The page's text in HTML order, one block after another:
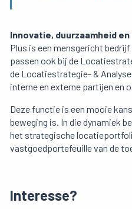
Innovatie, duurzaamheid
Plus is een mensgericht
passen ook bij de
de Locatiestrategie- &
interne en externe partijen en
Deze functie is een mooie
beweging is. In die dynamiek
het strategische
vastgoedportefeuille van de
Interesse?